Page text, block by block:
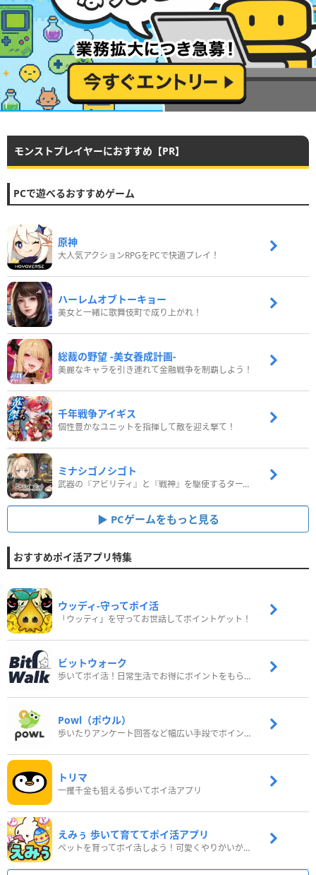
モンストプレイヤーにおすすめ【PR】
PCで遊べるおすすめゲーム
原神
大人気アクションRPGをPCで快適プレイ！
ハーレムオブトーキョー
美女と一緒に歌舞伎町で成り上がれ！
総裁の野望 -美女養成計画-
美麗なキャラを引き連れて金融戦争を制覇しよう！
千年戦争アイギス
個性豊かなユニットを指揮して敵を迎え撃て！
ミナシゴノシゴト
武器の『アビリティ』と『戦神』を駆使するターン制コマンドバトルRPG！
PCゲームをもっと見る
おすすめポイ活アプリ特集
ウッディ‐守ってポイ活
「ウッディ」を守ってお世話してポイントゲット！
ビットウォーク
歩いてポイ活！日常生活でお得にポイントをもらおう
Powl（ポウル）
歩いたりアンケート回答など幅広い手段でポイントをゲット
トリマ
一攫千金も狙える歩いてポイ活アプリ
えみぅ 歩いて育ててポイ活アプリ
ペットを育ってポイ活しよう！可愛くやりがいがある新感覚アプリ